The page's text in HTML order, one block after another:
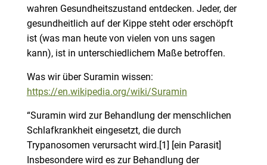
wahren Gesundheitszustand entdecken. Jeder, der
gesundheitlich auf der Kippe steht oder erschöpft
ist (was man heute von vielen von uns sagen
kann), ist in unterschiedlichem Maße betroffen.
Was wir über Suramin wissen:
https://en.wikipedia.org/wiki/Suramin
“Suramin wird zur Behandlung der menschlichen
Schlafkrankheit eingesetzt, die durch
Trypanosomen verursacht wird.[1] [ein Parasit]
Insbesondere wird es zur Behandlung der